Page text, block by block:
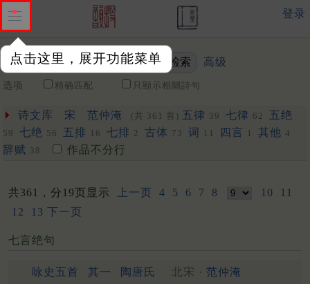
点击这里，展开功能菜单
登录
关键词 高级
选项 精确匹配 只顯示相關詩句
诗文库 宋 范仲淹 (共 361 首) 五律 39 七律 62 五绝
59 七绝 56 五排 16 七排 2 古体 73 词 11 四言 1 其他 4
辞赋 38 作品不分行
共361，分19页显示 上一页 4 5 6 7 8 10
11
12
13 下一页
七言绝句
咏史五首 其一 陶唐氏 北宋 · 范仲淹